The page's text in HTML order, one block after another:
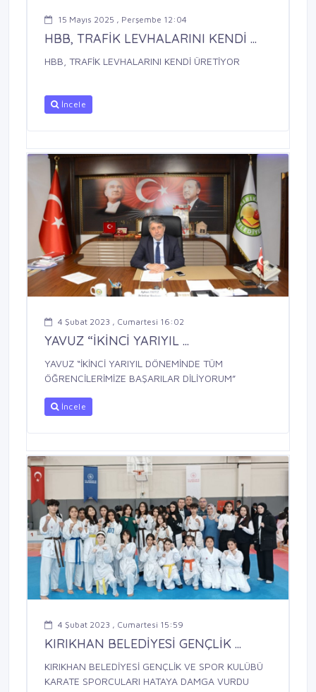
15 Mayıs 2025 , Perşembe 12:04
HBB, TRAFİK LEVHALARINI KENDİ ...
HBB, TRAFİK LEVHALARINI KENDİ ÜRETİYOR
İncele
4 Şubat 2023 , Cumartesi 16:02
YAVUZ “İKİNCİ YARIYIL ...
YAVUZ “İKİNCİ YARIYIL DÖNEMİNDE TÜM
ÖĞRENCİLERİMİZE BAŞARILAR DİLİYORUM”
İncele
4 Şubat 2023 , Cumartesi 15:59
KIRIKHAN BELEDİYESİ GENÇLİK ...
KIRIKHAN BELEDİYESİ GENÇLİK VE SPOR KULÜBÜ
KARATE SPORCULARI HATAYA DAMGA VURDU